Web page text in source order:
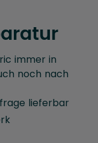
immer in
noch nach
lieferbar